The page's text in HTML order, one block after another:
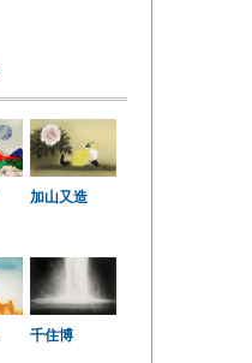
加山又造
千住博